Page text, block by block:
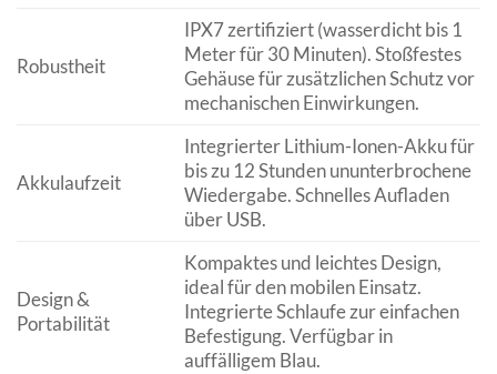
Robustheit
IPX7 zertifiziert (wasserdicht bis 1
Meter für 30 Minuten). Stoßfestes
Gehäuse für zusätzlichen Schutz vor
mechanischen Einwirkungen.
Akkulaufzeit
Integrierter Lithium-Ionen-Akku für
bis zu 12 Stunden ununterbrochene
Wiedergabe. Schnelles Aufladen
über USB.
Design &
Portabilität
Kompaktes und leichtes Design,
ideal für den mobilen Einsatz.
Integrierte Schlaufe zur einfachen
Befestigung. Verfügbar in
auffälligem Blau.